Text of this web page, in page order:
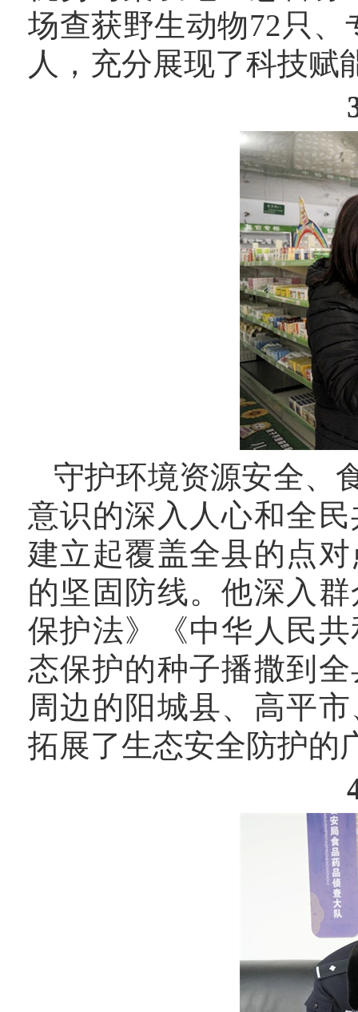
场查获野生动物72只
人，充分展现了科技赋
守护环境资源安全、
意识的深入人心和全
建立起覆盖全县的点
的坚固防线。他深入
保护法》《中华人民
态保护的种子播撒到
周边的阳城县、高平
拓展了生态安全防护的